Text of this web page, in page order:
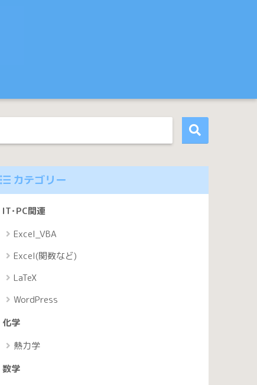
カテゴリー
IT･PC関連
Excel_VBA
Excel(関数など)
LaTeX
WordPress
化学
熱力学
数学